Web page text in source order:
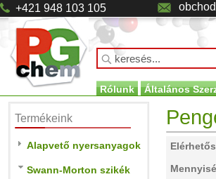
+421 948 103 105
Rólunk Általános
Termékeink
Alapvető nyersanyagok
Swann-Morton szikék